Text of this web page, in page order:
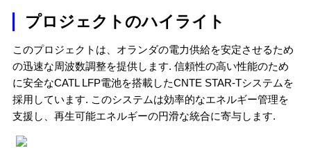
プロジェクトのハイライト
このプロジェクトは、オランダの電力供給を安定させるため
の迅速な周波数調整を提供します. 信頼性の高い性能のため
に安全なCATL LFP電池を搭載したCNTE STAR-Tシステムを
採用しています. このシステムは効率的なエネルギー管理を
支援し、再生可能エネルギーの円滑な統合に寄与します.